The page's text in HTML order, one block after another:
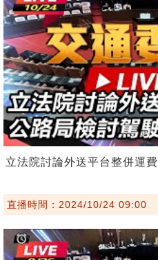
立法院討論外送平台整併運費
直播時間：2024/10/24 09:00